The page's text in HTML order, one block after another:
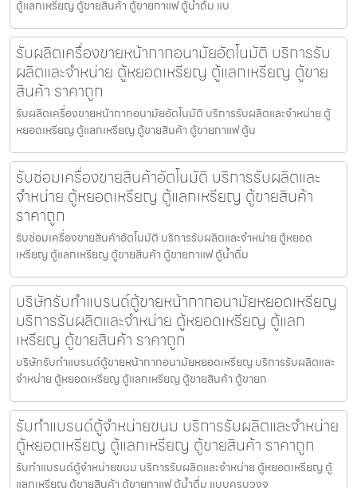
ตู้แลกเหรียญ ตู้ขายสินค้า ตู้ขายกาแฟ ตู้น้ำดื่ม แบ
รับผลิตเครื่องขายหน้ากากอนามัย​อัตโนมัติ บริการรับ
ผลิตและจำหน่าย ตู้หยอดเหรียญ ตู้แลกเหรียญ ตู้ขาย
สินค้า ราคาถูก
รับผลิตเครื่องขายหน้ากากอนามัย​อัตโนมัติ บริการรับผลิตและจำหน่าย ตู้
หยอดเหรียญ ตู้แลกเหรียญ ตู้ขายสินค้า ตู้ขายกาแฟ ตู้น
รับซ่อมเครื่องขายสินค้า​อัตโนมัติ บริการรับผลิตและ
จำหน่าย ตู้หยอดเหรียญ ตู้แลกเหรียญ ตู้ขายสินค้า
ราคาถูก
รับซ่อมเครื่องขายสินค้า​อัตโนมัติ บริการรับผลิตและจำหน่าย ตู้หยอด
เหรียญ ตู้แลกเหรียญ ตู้ขายสินค้า ตู้ขายกาแฟ ตู้น้ำดื่ม
บริษัทรับทำแบรนด์ตู้ขายหน้ากากอนามัยหยอดเหรียญ​​
บริการรับผลิตและจำหน่าย ตู้หยอดเหรียญ ตู้แลก
เหรียญ ตู้ขายสินค้า ราคาถูก
บริษัทรับทำแบรนด์ตู้ขายหน้ากากอนามัยหยอดเหรียญ​​ บริการรับผลิตและ
จำหน่าย ตู้หยอดเหรียญ ตู้แลกเหรียญ ตู้ขายสินค้า ตู้ขายก
รับทำแบรนด์ตู้จำหน่ายขนม บริการรับผลิตและจำหน่าย
ตู้หยอดเหรียญ ตู้แลกเหรียญ ตู้ขายสินค้า ราคาถูก
รับทำแบรนด์ตู้จำหน่ายขนม บริการรับผลิตและจำหน่าย ตู้หยอดเหรียญ ตู้
แลกเหรียญ ตู้ขายสินค้า ตู้ขายกาแฟ ตู้น้ำดื่ม แบบครบวงจ